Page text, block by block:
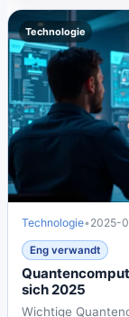
Technologie
Technologie• 2025-
Eng verwandt
sich 2025
Wichtige